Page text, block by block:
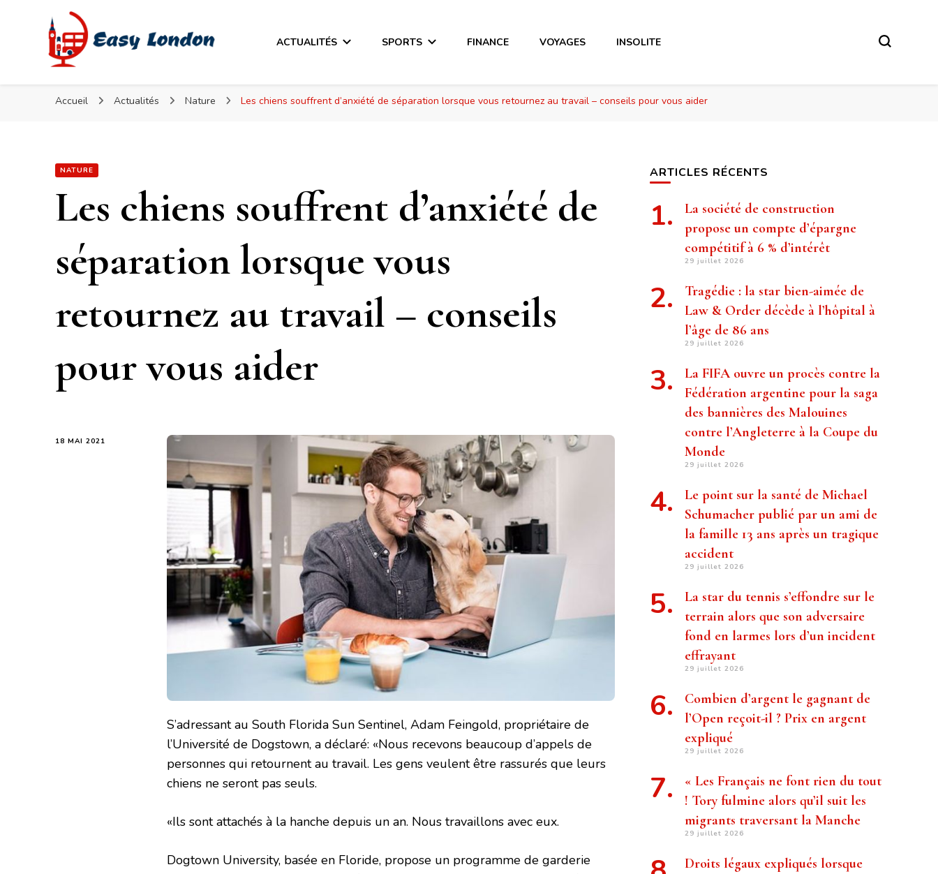
Easy London
Easy London
ACTUALITÉS SPORTS FINANCE VOYAGES INSOLITE
Accueil Actualités Nature Les chiens souffrent d’anxiété de séparation lorsque vous retournez au travail – conseils pour vous aider
NATURE
Les chiens souffrent d’anxiété de
séparation lorsque vous
retournez au travail – conseils
pour vous aider
18 MAI 2021
S’adressant au South Florida Sun Sentinel, Adam Feingold, propriétaire de
l’Université de Dogstown, a déclaré: «Nous recevons beaucoup d’appels de
personnes qui retournent au travail. Les gens veulent être rassurés que leurs
chiens ne seront pas seuls.
«Ils sont attachés à la hanche depuis un an. Nous travaillons avec eux.
Dogtown University, basée en Floride, propose un programme de garderie
ARTICLES RÉCENTS
La société de construction
propose un compte d’épargne
compétitif à 6 % d’intérêt
29 juillet 2026
Tragédie : la star bien-aimée de
Law & Order décède à l’hôpital à
l’âge de 86 ans
29 juillet 2026
La FIFA ouvre un procès contre la
Fédération argentine pour la saga
des bannières des Malouines
contre l’Angleterre à la Coupe du
Monde
29 juillet 2026
Le point sur la santé de Michael
Schumacher publié par un ami de
la famille 13 ans après un tragique
accident
29 juillet 2026
La star du tennis s’effondre sur le
terrain alors que son adversaire
fond en larmes lors d’un incident
effrayant
29 juillet 2026
Combien d’argent le gagnant de
l’Open reçoit-il ? Prix ​​en argent
expliqué
29 juillet 2026
« Les Français ne font rien du tout
! Tory fulmine alors qu’il suit les
migrants traversant la Manche
29 juillet 2026
Droits légaux expliqués lorsque